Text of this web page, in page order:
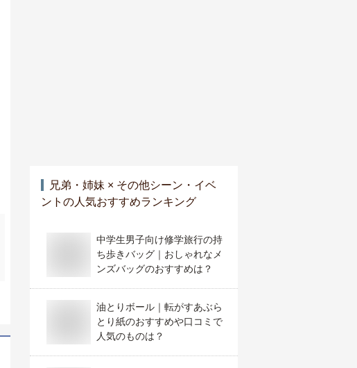
兄弟・姉妹 × その他シーン・イベ
ント の人気おすすめランキング
中学生男子向け修学旅行の持
ち歩きバッグ｜おしゃれなメ
ンズバッグのおすすめは？
油とりボール｜転がすあぶら
とり紙のおすすめや口コミで
人気のものは？